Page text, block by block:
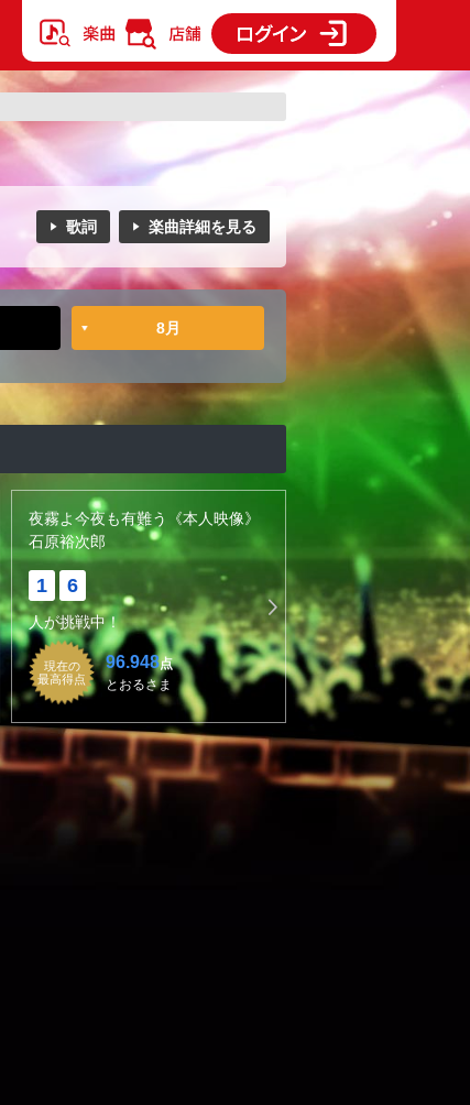
歌詞 楽曲詳細を見る
8月
夜霧よ今夜も有難う《本人映像》
石原裕次郎
1 6
人が挑戦中！
現在の
最高得点
96.948点
とおるさま